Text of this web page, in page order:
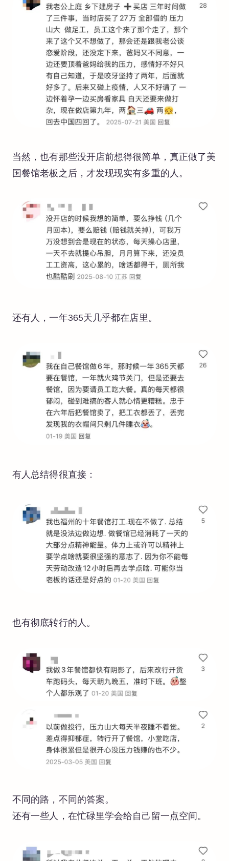
当然，也有那些没开店前想得很简单，真正做了美
国餐馆老板之后，才发现现实有多重的人。
还有人，一年365天几乎都在店里。
有人总结得很直接：
也有彻底转行的人。
不同的路，不同的答案。
还有一些人，在忙碌里学会给自己留一点空间。